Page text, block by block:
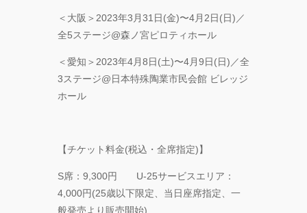
＜大阪＞2023年3月31日(金)〜4月2日(日)／
全5ステージ@森ノ宮ピロティホール
＜愛知＞2023年4月8日(土)〜4月9日(日)／全
3ステージ@日本特殊陶業市民会館 ビレッジ
ホール
【チケット料金(税込・全席指定)】
S席：9,300円 U-25サービスエリア：
4,000円(25歳以下限定、当日座席指定、一
般発売より販売開始)